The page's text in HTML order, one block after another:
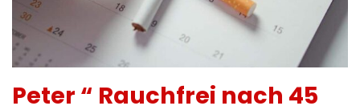
Peter “ Rauchfrei nach 45